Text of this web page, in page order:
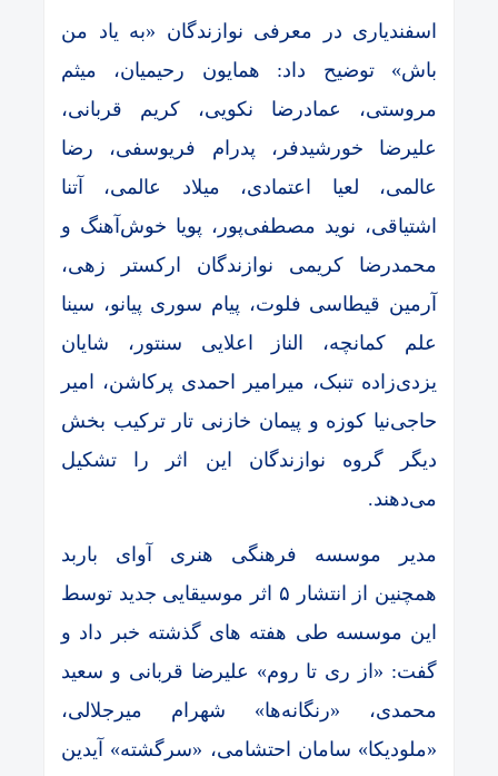
اسفندیاری در معرفی نوازندگان «به یاد من
باش» توضیح داد: همایون رحیمیان، میثم
مروستی، عمادرضا نکویی، کریم قربانی،
علیرضا خورشیدفر، پدرام فریوسفی، رضا
عالمی، لعیا اعتمادی، میلاد عالمی، آتنا
اشتیاقی، نوید مصطفی‌پور، پویا خوش‌آهنگ و
محمدرضا کریمی نوازندگان ارکستر زهی،
آرمین قیطاسی فلوت، پیام سوری پیانو، سینا
علم کمانچه، الناز اعلایی سنتور، شایان
یزدی‌زاده تنبک، میرامیر احمدی پرکاشن، امیر
حاجی‌نیا کوزه و پیمان خازنی تار ترکیب بخش
دیگر گروه نوازندگان این اثر را تشکیل
می‌دهند.
مدیر موسسه فرهنگی هنری آوای باربد
همچنین از انتشار ۵ اثر موسیقایی جدید توسط
این موسسه طی هفته های گذشته خبر داد و
گفت: «از ری تا روم» علیرضا قربانی و سعید
محمدی، «رنگانه‌ها» شهرام میرجلالی،
«ملودیکا» سامان احتشامی، «سرگشته» آیدین